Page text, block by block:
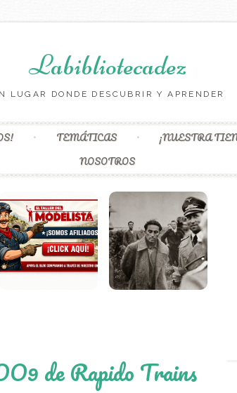
Labibliotecadez
LUGAR DONDE DESCUBRIR Y APRENDER
TEMÁTICAS ¡NUESTRA
NOSOTROS
de Rapido Trains